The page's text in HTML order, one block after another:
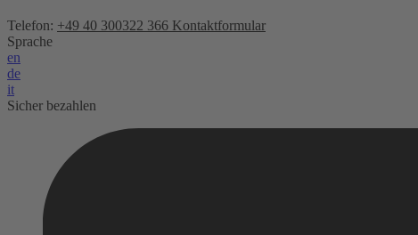
Telefon: +49 40 300322 366 Kontaktformular
Sprache
en
de
it
Sicher bezahlen